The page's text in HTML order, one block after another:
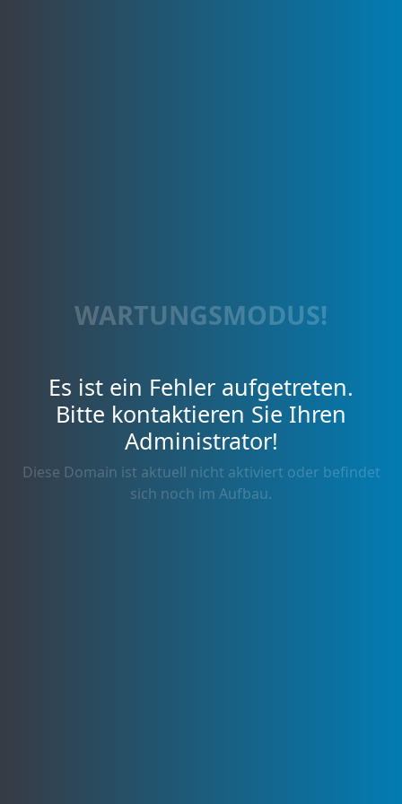
WARTUNGSMODUS!
Es ist ein Fehler aufgetreten.
Bitte kontaktieren Sie Ihren
Administrator!
Diese Domain ist aktuell nicht aktiviert oder befindet
sich noch im Aufbau.